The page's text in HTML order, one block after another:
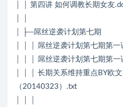
│ │ 第四讲 如何调教长期女友
│ ├─屌丝逆袭计划第七期
│ │ │ 屌丝逆袭计划第七期第
│ │ │ 屌丝逆袭计划第七期第
│ │ │ 长期关系维持重点BY欧文
（20140323）.txt